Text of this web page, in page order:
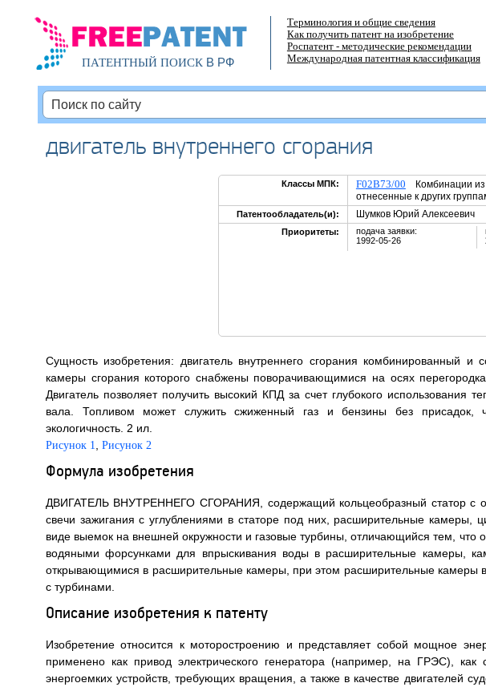
ПАТЕНТНЫЙ ПОИСКВ РФ
Терминология и общие сведения
Как получить патент на изобретение
Роспатент - методические рекомендации
Международная патентная классификация
двигатель внутреннего сгорания
Классы МПК: F02B73/00 Комбинации из
отнесенные к других
Патентообладатель(и): Шумков Юрий Алексеевич
Приоритеты:
подача заявки:
1992-05-26
Сущность изобретения: двигатель внутреннего сгорания комбинированный и
камеры сгорания которого снабжены поворачивающимися на осях
Двигатель позволяет получить высокий КПД за счет глубокого использования
вала. Топливом может служить сжиженный газ и бензины без присадок,
экологичность. 2 ил.
Рисунок 1 Рисунок 2
Формула изобретения
ДВИГАТЕЛЬ ВНУТРЕННЕГО СГОРАНИЯ, содержащий кольцеобразный статор с
свечи зажигания с углублениями в статоре под них, расширительные камеры,
виде выемок на внешней окружности и газовые турбины, отличающийся тем, что
водяными форсунками для впрыскивания воды в расширительные камеры,
открывающимися в расширительные камеры, при этом расширительные
с турбинами.
Описание изобретения к патенту
Изобретение относится к моторостроению и представляет собой мощное
применено как привод электрического генератора (например, на ГРЭС), как
энергоемких устройств, требующих вращения, а также в качестве двигателей